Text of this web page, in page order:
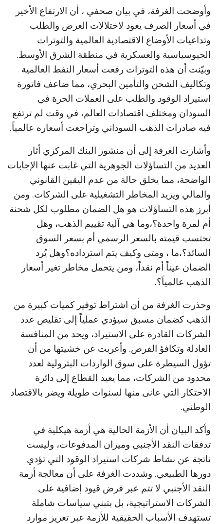
وأوضحت الغرفة، في بيان صحفي ، أن الارتفاع الأخير
في أسعار الصرف يعود لاختلالات العرض والطلب
وتداعيات الأوضاع الاقتصادية العالمية والتوترات
الجيوسياسية والعسكرية في منطقة الشرق الأوسط.
وبيّنت أن هذه التوترات رفعت أسعار النفط العالمية
وتكاليف الشحن والتأمين البحري، مما ضاعف فاتورة
استيراد الوقود والطلب على العملات الحرة في
السودان ومختلف اقتصادات العالم، في وقت لم ترتفع
فيه صادرات الذهب السوداني وتراجعت أسعاره عالمياً.
وأشارت الغرفة إلى أن منشور البنك المركزي أثار
العديد من التساؤلات الجوهرية التي غابت عنها الإجابات
الواضحة، مما يخلق حالة من عدم اليقين القانوني
والمالي ويزيد المخاطر التشغيلية على الشركات. ومن
أبرز هذه التساؤلات هو هل الضمان مطلوب لكل شحنة
أم لمرة واحدة؟،وما هي آلية تقييم الذهب، وهل
تحتسب قيمته بالسعر الرسمي أم بسعر السوق
السائد؟،ما ، ومتى وكيف يتم استرداده؟وهل يُرد
الضمان عيناً أم نقداً، ومن يتحمل مخاطر تغير أسعار
الذهب عالمياً؟.
وحذرت الغرفة من أن اشتراط توفير كميات كبيرة من
الذهب كضمان مسبق سيؤدي عملياً إلى تقليص عدد
الشركات القادرة على الاستيراد، ويحد من المنافسة
العادلة وتكافؤ الفرص. وأعربت عن خشيتها من أن
تؤول السيطرة على سوق الواردات البترولية لعدد
محدود من الشركات، مما يعيد القطاع إلى دائرة
الاحتكار التي عانى منها لسنوات طويلة ويضر بالاقتصاد
الوطني.
وأكد البيان أن الأزمة الحالية هي أزمة هيكلية في
تدفقات النقد الأجنبي وميزان المدفوعات، وليست
ناتجة عن نشاط شركات استيراد الوقود التي تؤدي
دورها الطبيعي. وشددت الغرفة على أن معالجة أزمة
النقد الأجنبي لا تتم عبر فرض قيود إضافية على
الشركات الاستراتيجية، بل بتبني سياسات شاملة
تستهدف الأسباب الحقيقية للأزمة عبر تعزيز موارد